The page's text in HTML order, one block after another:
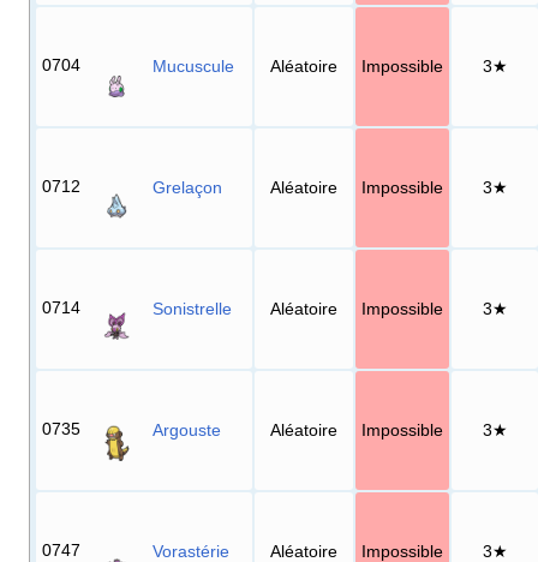
0704 Mucuscule Aléatoire Impossible 3★
0712 Grelaçon Aléatoire Impossible 3★
0714 Sonistrelle Aléatoire Impossible 3★
0735 Argouste Aléatoire Impossible 3★
0747 Vorastérie Aléatoire Impossible 3★